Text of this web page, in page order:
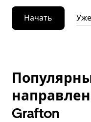
Начать
Grafton